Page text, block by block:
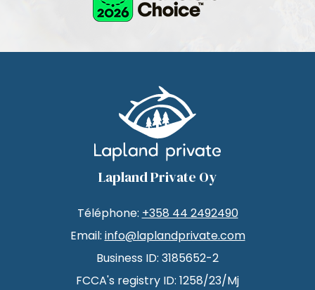
Lapland Private Oy
Téléphone: +358 44 2492490
Email: info@laplandprivate.com
Business ID: 3185652-2
FCCA's registry ID: 1258/23/Mj